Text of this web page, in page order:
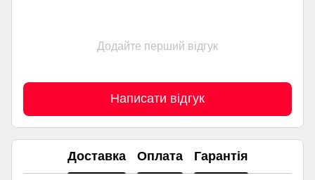
Додайте перший відгук
Написати відгук
Доставка Оплата Гарантія